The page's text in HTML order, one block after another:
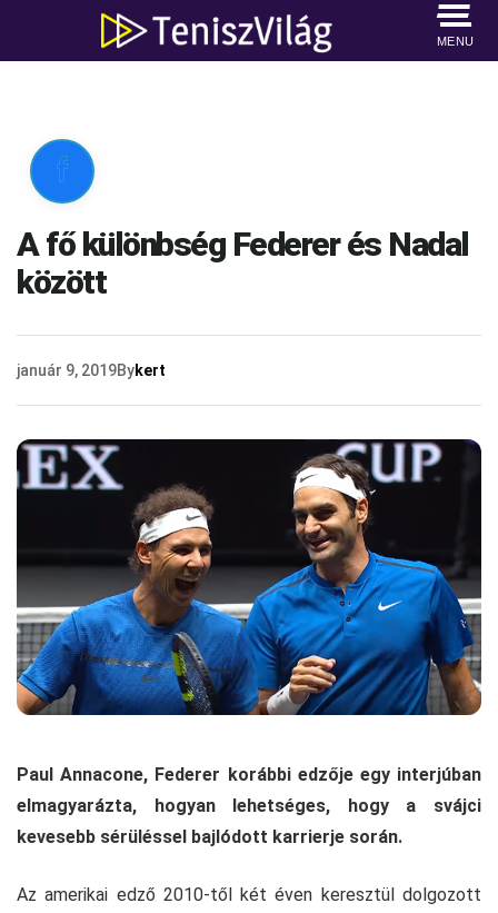
MENU

A fő különbség Federer és Nadal
között
január 9, 2019Bykert
Paul Annacone, Federer korábbi edzője egy interjúban
elmagyarázta, hogyan lehetséges, hogy a svájci
kevesebb sérüléssel bajlódott karrierje során.
Az amerikai edző 2010-től két éven keresztül dolgozott